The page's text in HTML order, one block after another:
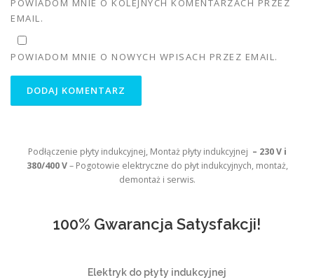
POWIADOM MNIE O KOLEJNYCH KOMENTARZACH PRZEZ
EMAIL.
POWIADOM MNIE O NOWYCH WPISACH PRZEZ EMAIL.
Podłączenie płyty indukcyjnej, Montaż płyty indukcyjnej – 230 V i
380/400 V– Pogotowie elektryczne do płyt indukcyjnych, montaż,
demontaż i serwis.
100% Gwarancja Satysfakcji!
Elektryk do płyty indukcyjnej